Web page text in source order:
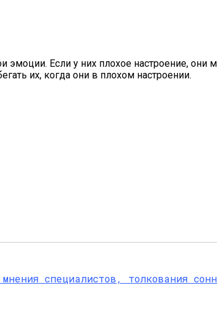
Если у них плохое настроение, они
их, когда они в плохом настроении.